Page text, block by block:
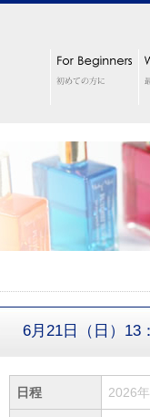
6月21日（日）13
日程 2026